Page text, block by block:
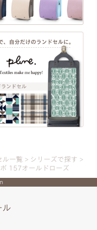
ル一覧
シリーズで探す
157オールドローズ
ル